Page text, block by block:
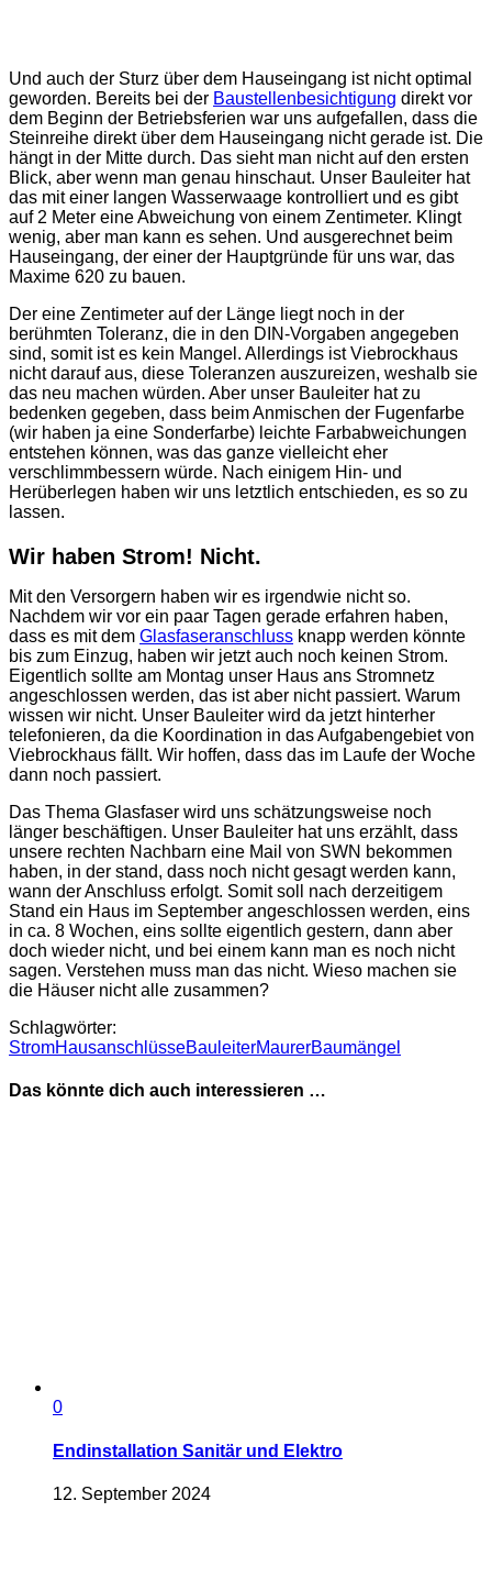
Und auch der Sturz über dem Hauseingang ist nicht optimal
geworden. Bereits bei der Baustellenbesichtigung direkt vor
dem Beginn der Betriebsferien war uns aufgefallen, dass die
Steinreihe direkt über dem Hauseingang nicht gerade ist. Die
hängt in der Mitte durch. Das sieht man nicht auf den ersten
Blick, aber wenn man genau hinschaut. Unser Bauleiter hat
das mit einer langen Wasserwaage kontrolliert und es gibt
auf 2 Meter eine Abweichung von einem Zentimeter. Klingt
wenig, aber man kann es sehen. Und ausgerechnet beim
Hauseingang, der einer der Hauptgründe für uns war, das
Maxime 620 zu bauen.
Der eine Zentimeter auf der Länge liegt noch in der
berühmten Toleranz, die in den DIN-Vorgaben angegeben
sind, somit ist es kein Mangel. Allerdings ist Viebrockhaus
nicht darauf aus, diese Toleranzen auszureizen, weshalb sie
das neu machen würden. Aber unser Bauleiter hat zu
bedenken gegeben, dass beim Anmischen der Fugenfarbe
(wir haben ja eine Sonderfarbe) leichte Farbabweichungen
entstehen können, was das ganze vielleicht eher
verschlimmbessern würde. Nach einigem Hin- und
Herüberlegen haben wir uns letztlich entschieden, es so zu
lassen.
Wir haben Strom! Nicht.
Mit den Versorgern haben wir es irgendwie nicht so.
Nachdem wir vor ein paar Tagen gerade erfahren haben,
dass es mit dem Glasfaseranschluss knapp werden könnte
bis zum Einzug, haben wir jetzt auch noch keinen Strom.
Eigentlich sollte am Montag unser Haus ans Stromnetz
angeschlossen werden, das ist aber nicht passiert. Warum
wissen wir nicht. Unser Bauleiter wird da jetzt hinterher
telefonieren, da die Koordination in das Aufgabengebiet von
Viebrockhaus fällt. Wir hoffen, dass das im Laufe der Woche
dann noch passiert.
Das Thema Glasfaser wird uns schätzungsweise noch
länger beschäftigen. Unser Bauleiter hat uns erzählt, dass
unsere rechten Nachbarn eine Mail von SWN bekommen
haben, in der stand, dass noch nicht gesagt werden kann,
wann der Anschluss erfolgt. Somit soll nach derzeitigem
Stand ein Haus im September angeschlossen werden, eins
in ca. 8 Wochen, eins sollte eigentlich gestern, dann aber
doch wieder nicht, und bei einem kann man es noch nicht
sagen. Verstehen muss man das nicht. Wieso machen sie
die Häuser nicht alle zusammen?
Schlagwörter:
StromHausanschlüsseBauleiterMaurerBaumängel
Das könnte dich auch interessieren …
0
Endinstallation Sanitär und Elektro
12. September 2024